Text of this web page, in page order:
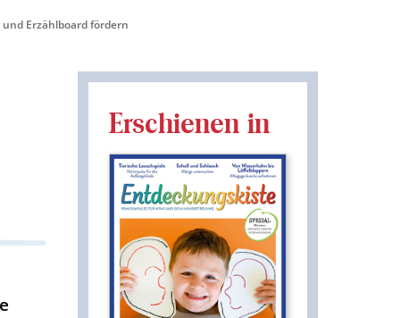
Erzählboard fördern
Erschienen in